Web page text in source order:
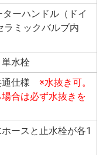
ーハンドル（ドイ
ラミックバルブ内
水栓
仕様 ※水抜き可。
合は必ず水抜きを
ースと止水栓が各1